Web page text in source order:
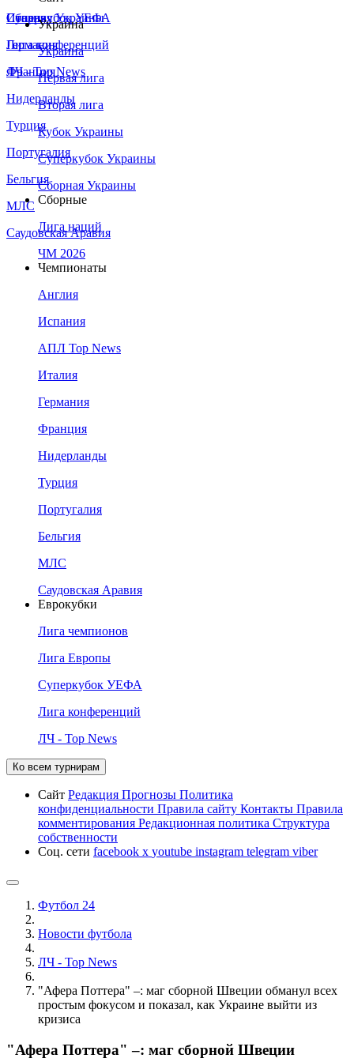
Сборная Украины
Италия
Германия
Франция
Нидерланды
Турция
Португалия
Бельгия
МЛС
Саудовская Аравия
Суперкубок УЕФА
Лига конференций
ЛЧ - Top News
Украина
Украина
Первая лига
Вторая лига
Кубок Украины
Суперкубок Украины
Сборная Украины
Сборные
Лига наций
ЧМ 2026
Чемпионаты
Англия
Испания
АПЛ Top News
Италия
Германия
Франция
Нидерланды
Турция
Португалия
Бельгия
МЛС
Саудовская Аравия
Еврокубки
Лига чемпионов
Лига Европы
Суперкубок УЕФА
Лига конференций
ЛЧ - Top News
Ко всем турнирам
Сайт Редакция Прогнозы Политика
конфиденциальности Правила сайту Контакты Правила
комментирования Редакционная политика Структура
собственности
Соц. сети facebook x youtube instagram telegram viber
Футбол 24
Новости футбола
ЛЧ - Top News
"Афера Поттера" –: маг сборной Швеции обманул всех
простым фокусом и показал, как Украине выйти из
кризиса
"Афера Поттера" –: маг сборной Швеции